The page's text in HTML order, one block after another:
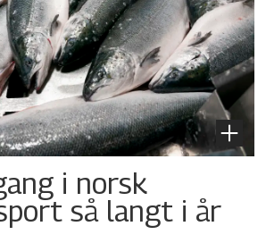
i norsk
så langt i år